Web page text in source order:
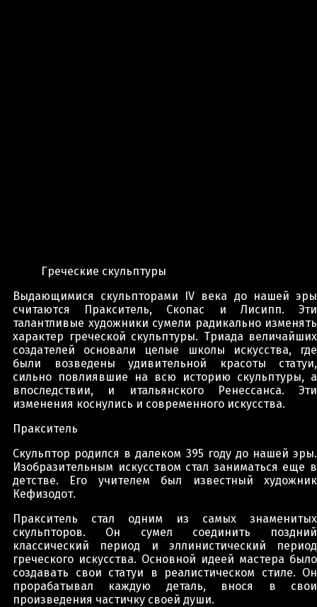
Греческие скульптуры
Выдающимися скульпторами IV века до нашей эры
считаются Пракситель, Скопас и Лисипп. Эти
талантливые художники сумели радикально изменять
характер греческой скульптуры. Триада величайших
создателей основали целые школы искусства, где
были возведены удивительной красоты статуи,
сильно повлиявшие на всю историю скульптуры, а
впоследствии, и итальянского Ренессанса. Эти
изменения коснулись и современного искусства.
Пракситель
Скульптор родился в далеком 395 году до нашей эры.
Изобразительным искусством стал заниматься еще в
детстве. Его учителем был известный художник
Кефизодот.
Пракситель стал одним из самых знаменитых
скульпторов. Он сумел соединить поздний
классический период и эллинистический период
греческого искусства. Основной идеей мастера было
создавать свои статуи в реалистическом стиле. Он
прорабатывал каждую деталь, внося в свои
произведения частичку своей души.